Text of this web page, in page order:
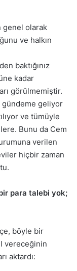
genel olarak
ve halkın
baktığınız
kadar
görülmemiştir.
geliyor
ve tümüyle
Bunu da Cem
verilen
hiçbir zaman
para talebi yok;
böyle bir
vereceğinin
aktardı: